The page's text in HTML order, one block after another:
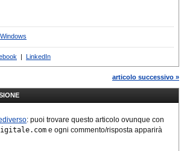
Windows
| LinkedIn
articolo successivo »
: puoi trovare questo articolo ovunque con
e ogni commento/risposta apparirà